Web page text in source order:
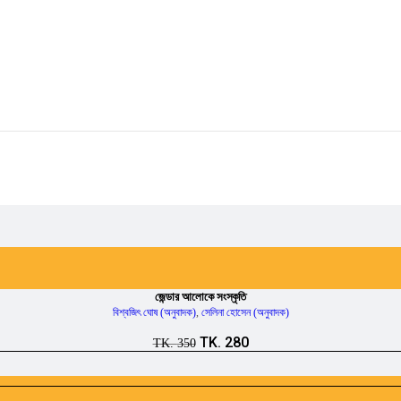
জেন্ডার আলোকে সংস্কৃতি
বিশ্বজিৎ ঘোষ (অনুবাদক), সেলিনা হোসেন (অনুবাদক)
TK.350 Original
price
was:
TK.
TK. 280Current
price
is:
TK.